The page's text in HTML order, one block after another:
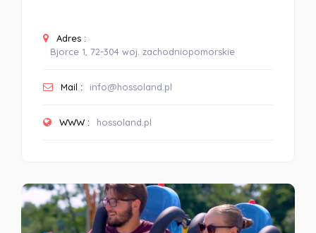
Adres :
Bjorce 1, 72-304 woj. zachodniopomorskie
Mail : info@hossoland.pl
WWW : hossoland.pl